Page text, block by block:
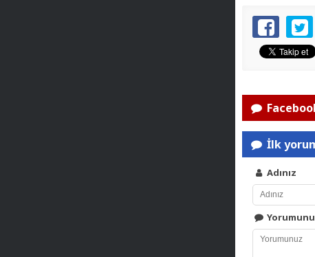
İlk
Adınız